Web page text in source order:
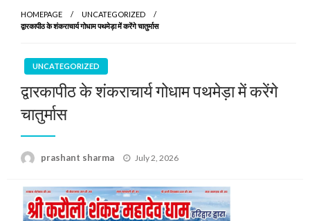
HOMEPAGE
UNCATEGORIZED
द्वारकापीठ के शंकराचार्य गोधाम पथमेड़ा में करेंगे चातुर्मास
UNCATEGORIZED
द्वारकापीठ के शंकराचार्य गोधाम पथमेड़ा में करेंगे
चातुर्मास
prashant sharma
Posted
July 2, 2026